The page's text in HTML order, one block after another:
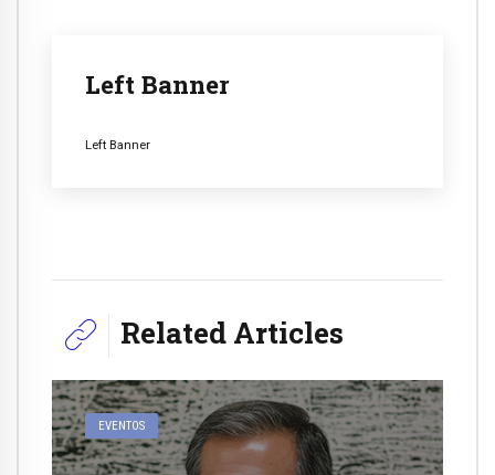
Left Banner
Left Banner
Related Articles
EVENTOS